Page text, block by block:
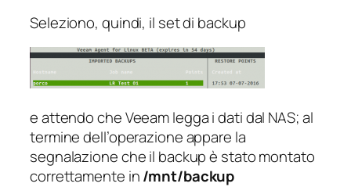
Seleziono, quindi, il set di backup
e attendo che Veeam legga i dati dal NAS; al
termine dell’operazione appare la
segnalazione che il backup è stato montato
correttamente in/mnt/backup